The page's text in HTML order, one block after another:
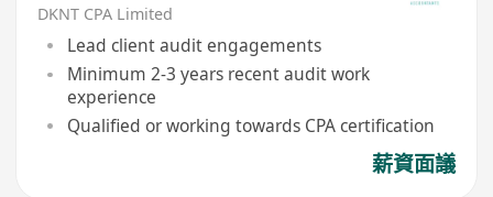
DKNT CPA Limited
Lead client audit engagements
Minimum 2-3 years recent audit work
experience
Qualified or working towards CPA certification
薪資面議